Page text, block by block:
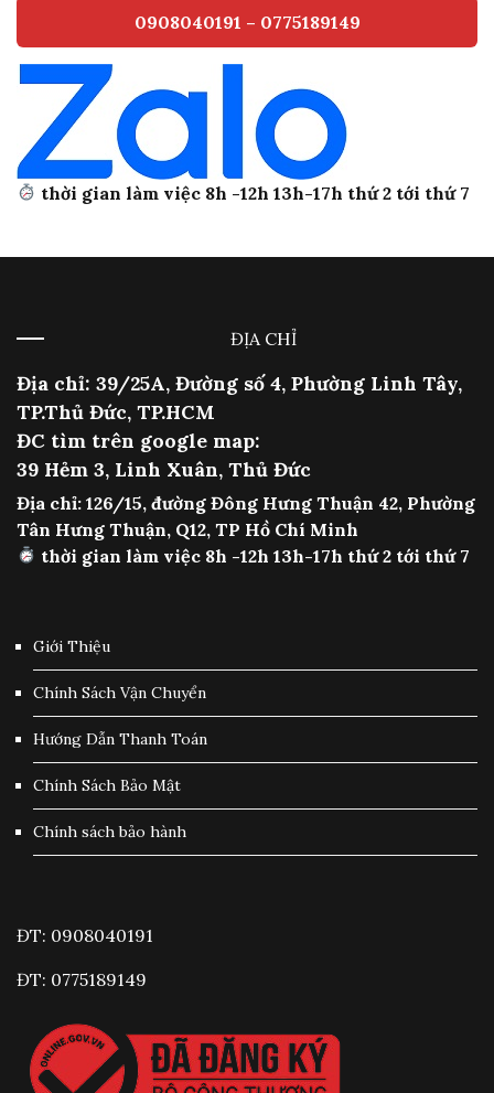
0908040191 – 0775189149
thời gian làm việc 8h -12h 13h-17h thứ 2 tới thứ 7
ĐỊA CHỈ
Địa chỉ: 39/25A, Đường số 4, Phường Linh Tây,
TP.Thủ Đức, TP.HCM
ĐC tìm trên google map:
39 Hẻm 3, Linh Xuân, Thủ Đức
Địa chỉ: 126/15, đường Đông Hưng Thuận 42, Phường
Tân Hưng Thuận, Q12, TP Hồ Chí Minh
thời gian làm việc 8h -12h 13h-17h thứ 2 tới thứ 7
Giới Thiệu
Chính Sách Vận Chuyển
Hướng Dẫn Thanh Toán
Chính Sách Bảo Mật
Chính sách bảo hành
ĐT: 0908040191
ĐT: 0775189149